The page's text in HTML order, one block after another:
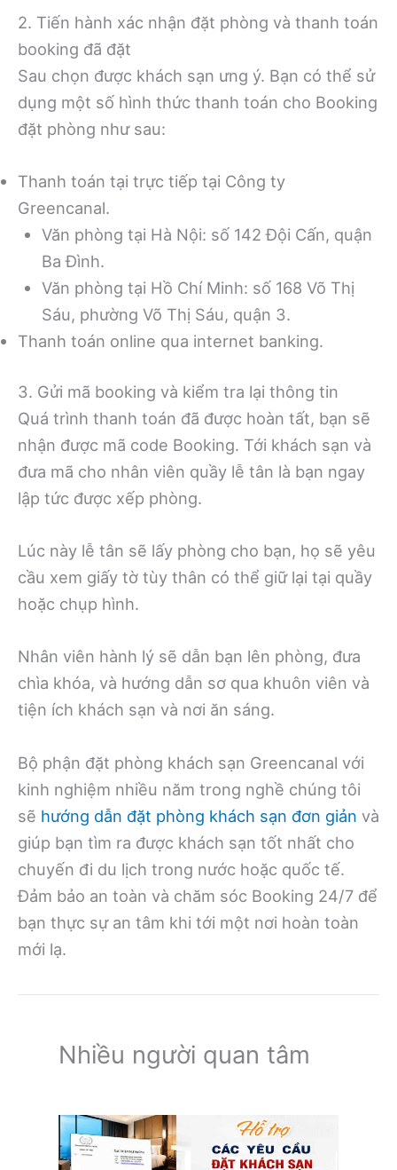
2. Tiến hành xác nhận đặt phòng và thanh toán
booking đã đặt
Sau chọn được khách sạn ưng ý. Bạn có thể sử
dụng một số hình thức thanh toán cho Booking
đặt phòng như sau:
Thanh toán tại trực tiếp tại Công ty
Greencanal.
Văn phòng tại Hà Nội: số 142 Đội Cấn, quận
Ba Đình.
Văn phòng tại Hồ Chí Minh: số 168 Võ Thị
Sáu, phường Võ Thị Sáu, quận 3.
Thanh toán online qua internet banking.
3. Gửi mã booking và kiểm tra lại thông tin
Quá trình thanh toán đã được hoàn tất, bạn sẽ
nhận được mã code Booking. Tới khách sạn và
đưa mã cho nhân viên quầy lễ tân là bạn ngay
lập tức được xếp phòng.
Lúc này lễ tân sẽ lấy phòng cho bạn, họ sẽ yêu
cầu xem giấy tờ tùy thân có thể giữ lại tại quầy
hoặc chụp hình.
Nhân viên hành lý sẽ dẫn bạn lên phòng, đưa
chìa khóa, và hướng dẫn sơ qua khuôn viên và
tiện ích khách sạn và nơi ăn sáng.
Bộ phận đặt phòng khách sạn Greencanal với
kinh nghiệm nhiều năm trong nghề chúng tôi
sẽ hướng dẫn đặt phòng khách sạn đơn giản và
giúp bạn tìm ra được khách sạn tốt nhất cho
chuyến đi du lịch trong nước hoặc quốc tế.
Đảm bảo an toàn và chăm sóc Booking 24/7 để
bạn thực sự an tâm khi tới một nơi hoàn toàn
mới lạ.
Nhiều người quan tâm